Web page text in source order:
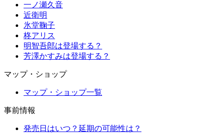
一ノ瀬久音
近衛明
氷堂鞠子
柊アリス
明智吾郎は登場する？
芳澤かすみは登場する？
マップ・ショップ
マップ・ショップ一覧
事前情報
発売日はいつ？延期の可能性は？